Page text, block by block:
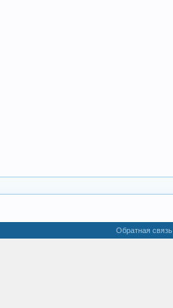
Обратная связь